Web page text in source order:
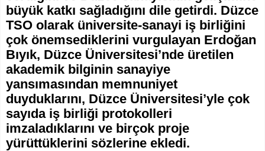
büyük katkı sağladığını dile getirdi. Düzce
TSO olarak üniversite-sanayi iş birliğini
çok önemsediklerini vurgulayan Erdoğan
Bıyık, Düzce Üniversitesi’nde üretilen
akademik bilginin sanayiye
yansımasından memnuniyet
duyduklarını, Düzce Üniversitesi’yle çok
sayıda iş birliği protokolleri
imzaladıklarını ve birçok proje
yürüttüklerini sözlerine ekledi.